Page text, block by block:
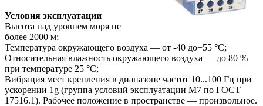
Условия эксплуатации
Высота над уровнем моря не
более 2000 м;
Температура окружающего воздуха — от -40 до+55 °С;
Относительная влажность окружающего воздуха — до 80 %
при температуре 25 °С;
Вибрация мест крепления в диапазоне частот 10...100 Гц при
ускорении 1g (группа условий эксплуатации М7 по ГОСТ
17516.1). Рабочее положение в пространстве — произвольное.